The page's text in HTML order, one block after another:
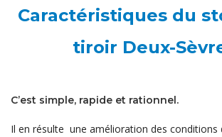
Caractéristiques du
tiroir Deux-
C’est simple, rapide et rationnel.
Il en résulte une amélioration des conditions